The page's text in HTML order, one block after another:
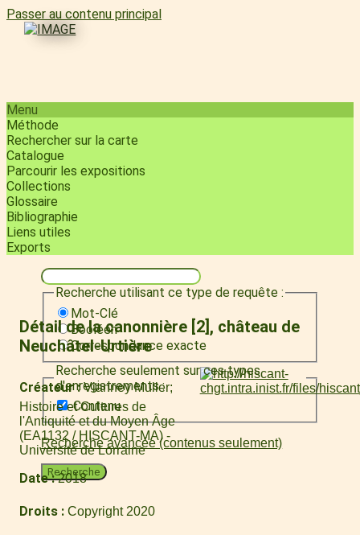
Passer au contenu principal
Menu
Méthode
Rechercher sur la carte
Catalogue
Parcourir les expositions
Collections
Glossaire
Bibliographie
Liens utiles
Exports
Recherche utilisant ce type de requête :
Mot-Clé
Booléen
Correspondance exacte
Recherche seulement sur ces types
d'enregistrements :
Contenu
Recherche avancée (contenus seulement)
Recherche
Détail de la canonnière [2], château de
Neuchâtel-Urtière
Créateur
Vianney Muller
Histoire et Cultures de
l'Antiquité et du Moyen Âge
(EA1132 / HISCANT-MA) -
Université de Lorraine
Date 2018
Droits Copyright 2020